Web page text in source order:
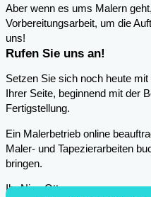
Aber wenn es ums Malern
Vorbereitungsarbeit, um die
uns!
Rufen Sie uns an!
Setzen Sie sich noch heute
Ihrer Seite, beginnend mit der
Fertigstellung.
Ein Malerbetrieb online
Maler- und Tapezierarbeiten
bringen.
Ihr Nico Otto